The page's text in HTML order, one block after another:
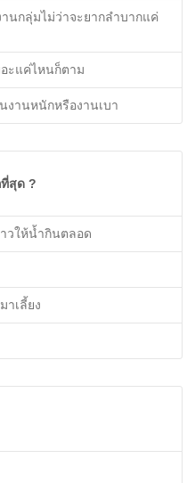
นกลุ่มไม่ว่าจะยากลำบากแค่
ะแค่ไหนก็ตาม
งานหนักหรืองานเบา
สุด ?
วให้น้ำกินตลอด
าเลี้ยง